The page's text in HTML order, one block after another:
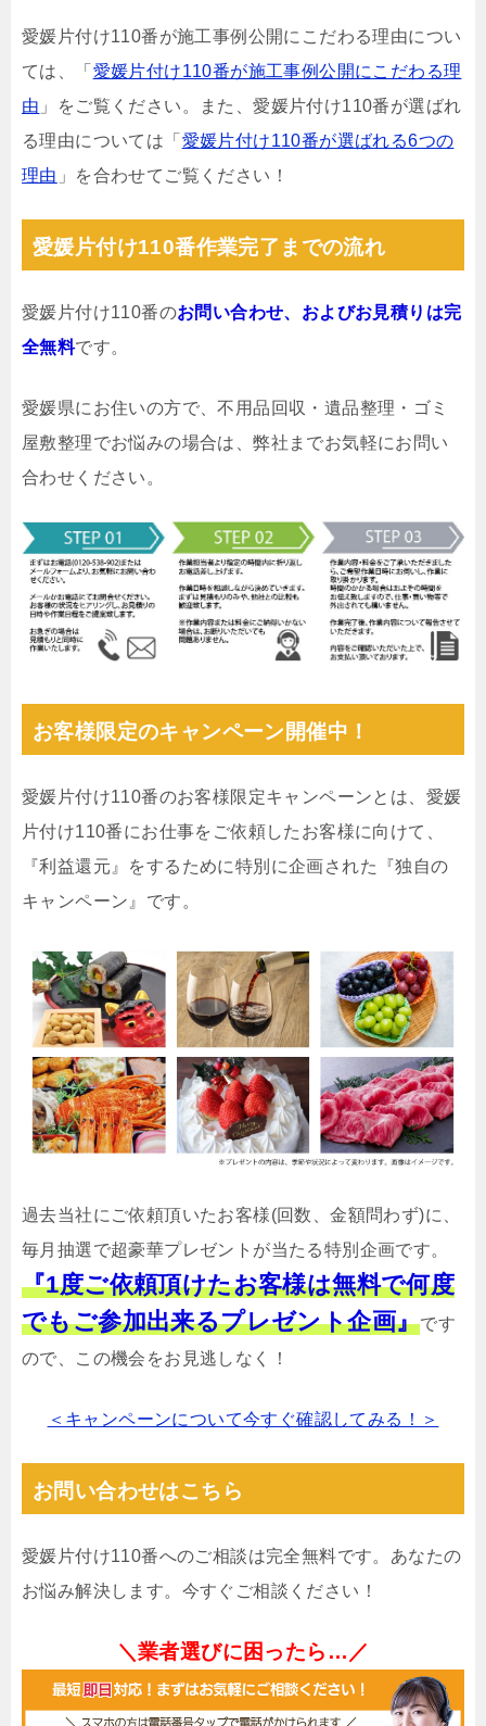
愛媛片付け110番が施工事例公開にこだわる理由につい
ては、「 愛媛片付け110番が施工事例公開にこだわる理
由 」をご覧ください。また、愛媛片付け110番が選ばれ
る理由については「 愛媛片付け110番が選ばれる6つの
理由 」を合わせてご覧ください！
愛媛片付け110番作業完了までの流れ
愛媛片付け110番のお問い合わせ、およびお見積りは完
全無料です。
愛媛県にお住いの方で、不用品回収・遺品整理・ゴミ
屋敷整理でお悩みの場合は、弊社までお気軽にお問い
合わせください。
お客様限定のキャンペーン開催中！
愛媛片付け110番のお客様限定キャンペーンとは、愛媛
片付け110番にお仕事をご依頼したお客様に向けて、
『利益還元』をするために特別に企画された『独自の
キャンペーン』です。
過去当社にご依頼頂いたお客様(回数、金額問わず)に、
毎月抽選で超豪華プレゼントが当たる特別企画です。
『1度ご依頼頂けたお客様は無料で何度
でもご参加出来るプレゼント企画』です
ので、この機会をお見逃しなく！
＜キャンペーンについて今すぐ確認してみる！＞
お問い合わせはこちら
愛媛片付け110番へのご相談は完全無料です。あなたの
お悩み解決します。今すぐご相談ください！
＼業者選びに困ったら…／